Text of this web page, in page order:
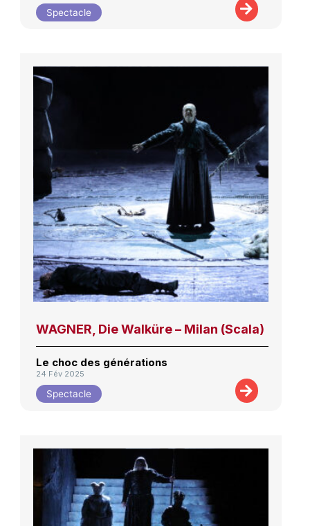
Spectacle
WAGNER, Die Walküre – Milan (Scala)
Le choc des générations
24 Fév 2025
Spectacle